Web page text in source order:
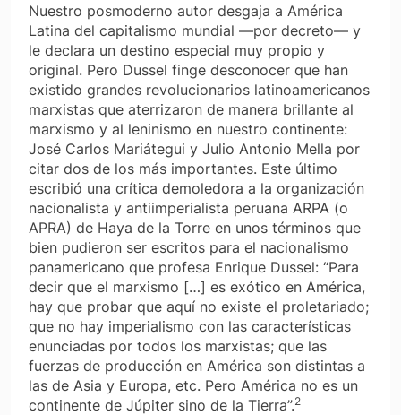
Nuestro posmoderno autor desgaja a América
Latina del capitalismo mundial —por decreto— y
le declara un destino especial muy propio y
original. Pero Dussel finge desconocer que han
existido grandes revolucionarios latinoamericanos
marxistas que aterrizaron de manera brillante al
marxismo y al leninismo en nuestro continente:
José Carlos Mariátegui y Julio Antonio Mella por
citar dos de los más importantes. Este último
escribió una crítica demoledora a la organización
nacionalista y antiimperialista peruana ARPA (o
APRA) de Haya de la Torre en unos términos que
bien pudieron ser escritos para el nacionalismo
panamericano que profesa Enrique Dussel: “Para
decir que el marxismo […] es exótico en América,
hay que probar que aquí no existe el proletariado;
que no hay imperialismo con las características
enunciadas por todos los marxistas; que las
fuerzas de producción en América son distintas a
las de Asia y Europa, etc. Pero América no es un
continente de Júpiter sino de la Tierra”.2